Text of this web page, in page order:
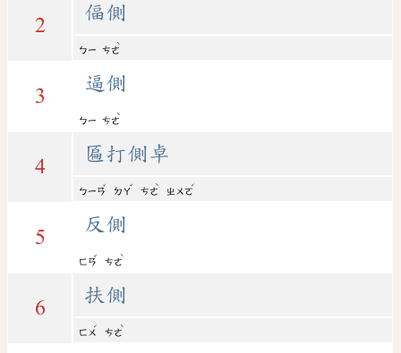
2
偪側
ㄅㄧ ㄘㄜ
ˋ
3
逼側
ㄅㄧ ㄘㄜ
ˋ
4
匾打側卓
ㄅㄧㄢ
ˇ
ㄉㄚ
ˇ
ㄘㄜ
ˋ
ㄓㄨㄛ
ˊ
5
反側
ㄈㄢ
ˇ
ㄘㄜ
ˋ
6
扶側
ㄈㄨ
ˊ
ㄘㄜ
ˋ